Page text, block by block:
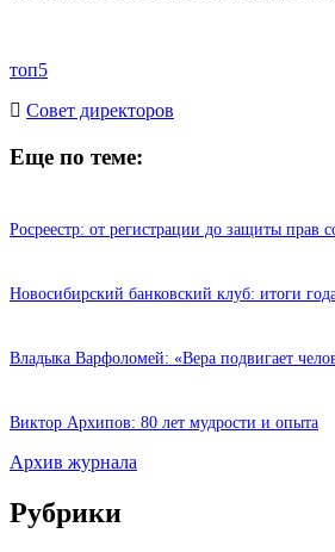
топ5
Cовет директоров
Еще по теме:
Росреестр: от регистрации до защиты прав
Новосибирский банковский клуб: итоги
Владыка Варфоломей: «Вера подвигает
Виктор Архипов: 80 лет мудрости и опыта
Архив журнала
Рубрики